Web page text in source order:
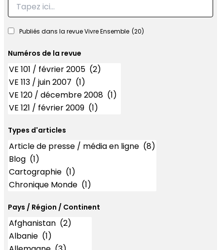
Publiés dans la revue Vivre Ensemble (20)
Numéros de la revue
Numéros
Types d'articles
Types d'articles
Pays / Région / Continent